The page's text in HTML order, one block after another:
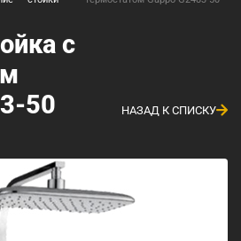
с
50
НАЗАД К СПИСКУ